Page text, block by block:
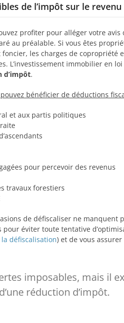
de l’impôt sur le revenu
profiter pour alléger votre avis
au préalable. Si vous êtes
les charges de copropriété
L’investissement immobilier en
d’impôt.
bénéficier de déductions
et aux partis politiques
pour percevoir des revenus
travaux forestiers
de défiscaliser ne manquent
éviter toute tentative
défiscalisation) et de vous
imposables, mais il
réduction d’impôt.